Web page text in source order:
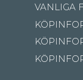
VANLIGA